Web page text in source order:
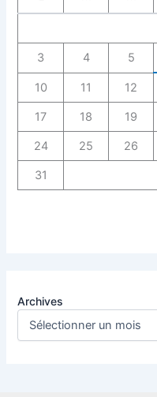
3 4 5
10 11 12
17 18 19
24 25 26
31
Archives